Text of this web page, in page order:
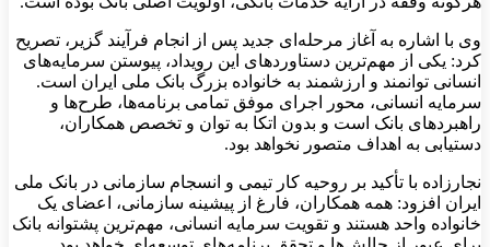
وی با اشاره به آغاز مرحله‌ای جدید پس از انجام فرآیند گزیر، تصریح
کرد: یکی از مهم‌ترین دستاوردهای این رویداد، پیوستن سرمایه‌های
انسانی توانمند و ارزشمند به خانواده بزرگ بانک ملی ایران است.
سرمایه انسانی، محور اجرای موفق تمامی برنامه‌ها، طرح‌ها و
راهبردهای بانک است و بدون اتکا به توان و تخصص همکاران،
دستیابی به اهداف متصور نخواهد بود.
نجارزاده با تأکید بر روحیه کار تیمی و انسجام سازمانی در بانک ملی
ایران افزود: همه همکاران، فارغ از پیشینه سازمانی، اعضای یک
خانواده واحد هستند و تقویت سرمایه انسانی، مهم‌ترین پشتوانه بانک